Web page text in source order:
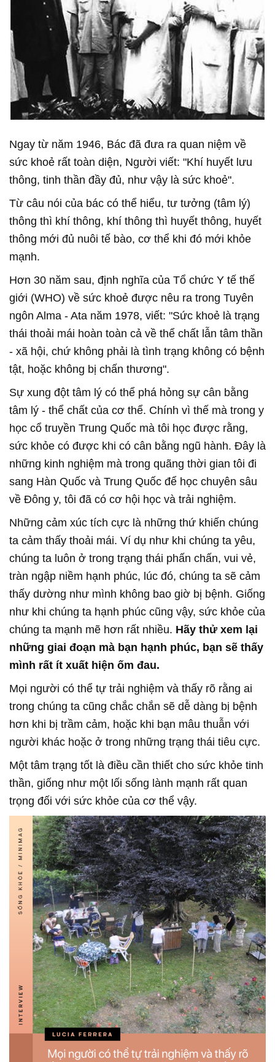
Ngay từ năm 1946, Bác đã đưa ra quan niệm về
sức khoẻ rất toàn diện, Người viết: "Khí huyết lưu
thông, tinh thần đầy đủ, như vậy là sức khoẻ".
Từ câu nói của bác có thể hiểu, tư tưởng (tâm lý)
thông thì khí thông, khí thông thì huyết thông, huyết
thông mới đủ nuôi tế bào, cơ thể khi đó mới khỏe
mạnh.
Hơn 30 năm sau, định nghĩa của Tổ chức Y tế thế
giới (WHO) về sức khoẻ được nêu ra trong Tuyên
ngôn Alma - Ata năm 1978, viết: "Sức khoẻ là trạng
thái thoải mái hoàn toàn cả về thể chất lẫn tâm thần
- xã hội, chứ không phải là tình trạng không có bệnh
tật, hoặc không bị chấn thương".
Sự xung đột tâm lý có thể phá hỏng sự cân bằng
tâm lý - thể chất của cơ thể. Chính vì thế mà trong y
học cổ truyền Trung Quốc mà tôi học được rằng,
sức khỏe có được khi có cân bằng ngũ hành. Đây là
những kinh nghiệm mà trong quãng thời gian tôi đi
sang Hàn Quốc và Trung Quốc để học chuyên sâu
về Đông y, tôi đã có cơ hội học và trải nghiệm.
Những cảm xúc tích cực là những thứ khiến chúng
ta cảm thấy thoải mái. Ví dụ như khi chúng ta yêu,
chúng ta luôn ở trong trạng thái phấn chấn, vui vẻ,
tràn ngập niềm hạnh phúc, lúc đó, chúng ta sẽ cảm
thấy dường như mình không bao giờ bị bệnh. Giống
như khi chúng ta hạnh phúc cũng vậy, sức khỏe của
chúng ta mạnh mẽ hơn rất nhiều. Hãy thử xem lại
những giai đoạn mà bạn hạnh phúc, bạn sẽ thấy
mình rất ít xuất hiện ốm đau.
Mọi người có thể tự trải nghiệm và thấy rõ rằng ai
trong chúng ta cũng chắc chắn sẽ dễ dàng bị bệnh
hơn khi bị trầm cảm, hoặc khi bạn mâu thuẫn với
người khác hoặc ở trong những trạng thái tiêu cực.
Một tâm trạng tốt là điều cần thiết cho sức khỏe tinh
thần, giống như một lối sống lành mạnh rất quan
trọng đối với sức khỏe của cơ thể vậy.